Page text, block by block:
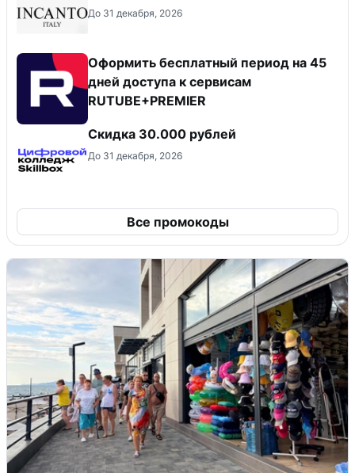
До 31 декабря, 2026
Оформить бесплатный период на 45
дней доступа к сервисам
RUTUBE+PREMIER
Скидка 30.000 рублей
До 31 декабря, 2026
Все промокоды